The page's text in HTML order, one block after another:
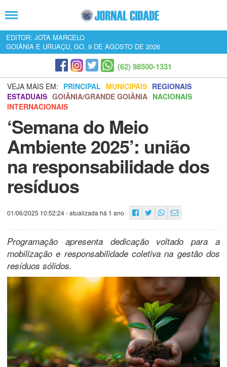
EDITOR: JOTA MARCELO
GOIÂNIA E URUAÇU, GO, 9 DE AGOSTO DE 2026
(62) 98500-1331
VEJA MAIS EM: PRINCIPAL MUNICIPAIS REGIONAIS
ESTADUAIS GOIÂNIA/GRANDE GOIÂNIA NACIONAIS
INTERNACIONAIS
‘Semana do Meio
Ambiente 2025’: união
na responsabilidade dos
resíduos
01/06/2025 10:52:24- atualizada há 1 ano
Programação apresenta dedicação voltado para a
mobilização e responsabilidade coletiva na gestão dos
resíduos sólidos.